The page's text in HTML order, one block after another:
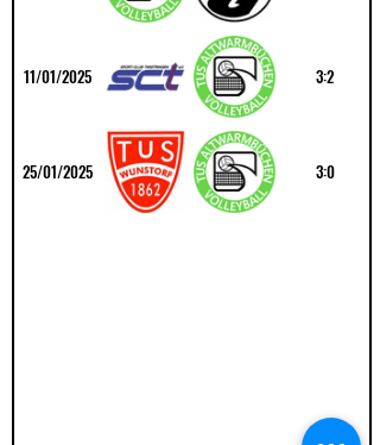
11/01/2025 3:2
25/01/2025 3:0